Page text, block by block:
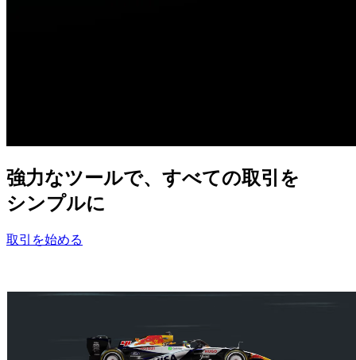
強力なツールで、 すべての取引を
シンプルに
取引を始める